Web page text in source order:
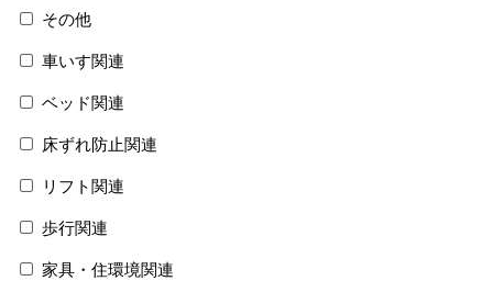
その他
車いす関連
ベッド関連
床ずれ防止関連
リフト関連
歩行関連
家具・住環境関連